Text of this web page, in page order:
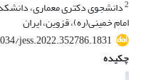
2دانشجوی دکتری معماری،
امام خمینی(ره)، قزوین، ایران
jess.2022.352786.1831
چکیده